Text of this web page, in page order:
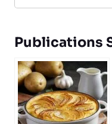
Publications